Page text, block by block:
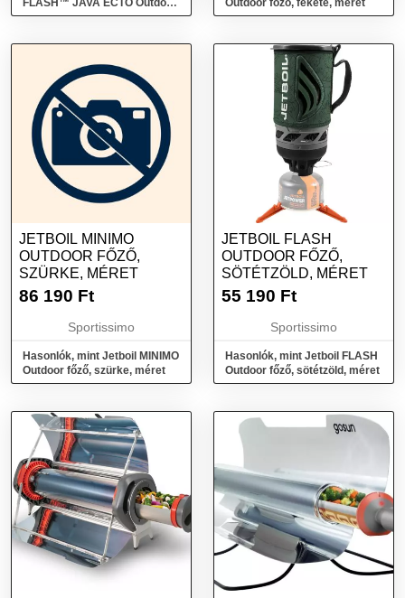
FLASH™ JAVA ECTO Outdoor
főző, fekete, méret
Outdoor főző, fekete, méret
JETBOIL MINIMO
OUTDOOR FŐZŐ,
SZÜRKE, MÉRET
86 190 Ft
Sportissimo
Hasonlók, mint Jetboil MINIMO
Outdoor főző, szürke, méret
JETBOIL FLASH
OUTDOOR FŐZŐ,
SÖTÉTZÖLD, MÉRET
55 190 Ft
Sportissimo
Hasonlók, mint Jetboil FLASH
Outdoor főző, sötétzöld, méret